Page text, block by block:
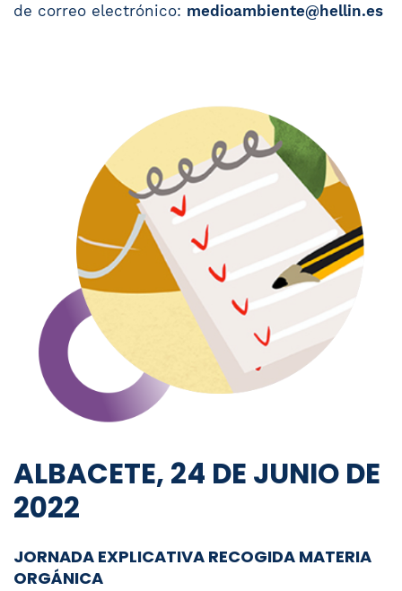
de correo electrónico: medioambiente@hellin.es
ALBACETE, 24 DE JUNIO DE
2022
JORNADA EXPLICATIVA RECOGIDA MATERIA
ORGÁNICA